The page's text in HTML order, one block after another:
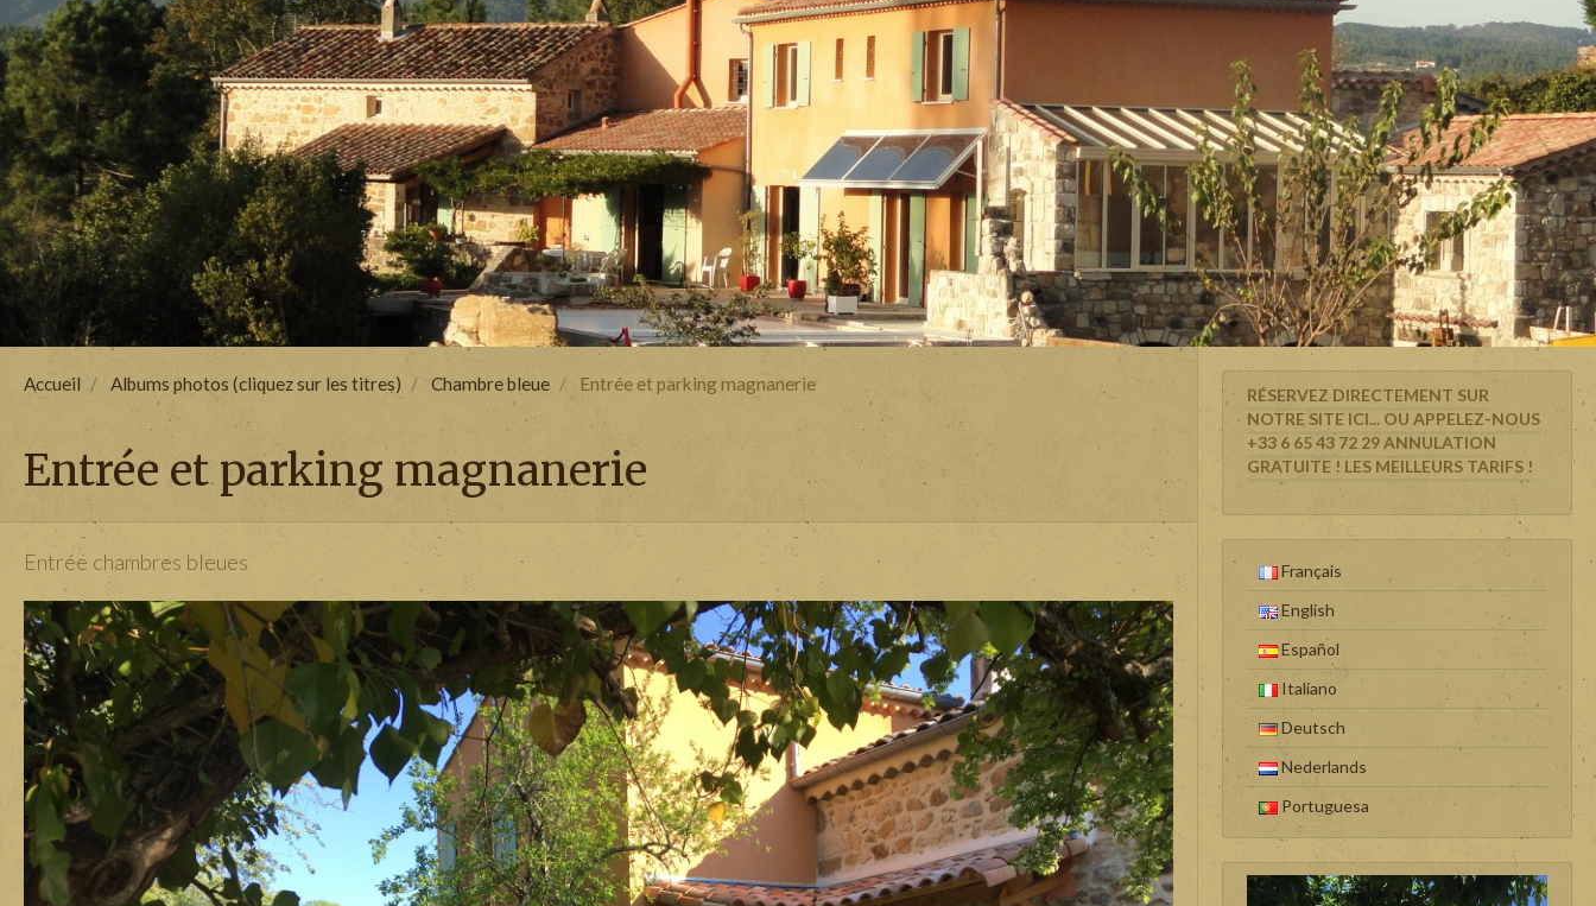
Accueil Albums photos (cliquez sur les titres) Chambre bleue Entrée et parking magnanerie
Entrée et parking magnanerie
Entrée chambres bleues
RÉSERVEZ DIRECTEMENT SUR
NOTRE SITE ICI... OU APPELEZ-NOUS
+33 6 65 43 72 29 ANNULATION
GRATUITE ! LES MEILLEURS TARIFS !
Français
English
Español
Italiano
Deutsch
Nederlands
Portuguesa